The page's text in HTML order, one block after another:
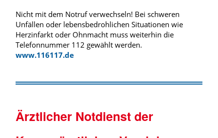
Nicht mit dem Notruf verwechseln! Bei schweren
Unfällen oder lebensbedrohlichen Situationen wie
Herzinfarkt oder Ohnmacht muss weiterhin die
Telefonnummer 112 gewählt werden.
www.116117.de
Ärztlicher Notdienst der